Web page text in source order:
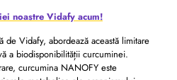
noastre Vidafy acum!
Vidafy, abordează această limitare
a biodisponibilității curcuminei.
curcumina NANOFY este